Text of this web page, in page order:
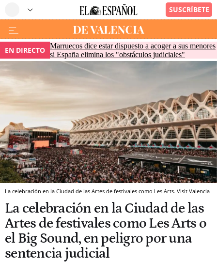
EN DIRECTO Marruecos dice estar dispuesto a acoger a sus menores
si España elimina los "obstáculos judiciales"
La celebración en la Ciudad de las Artes de festivales como Les Arts. Visit Valencia
La celebración en la Ciudad de las
Artes de festivales como Les Arts o
el Big Sound, en peligro por una
sentencia judicial